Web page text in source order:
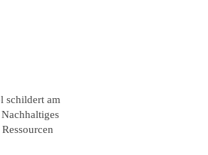
schildert am